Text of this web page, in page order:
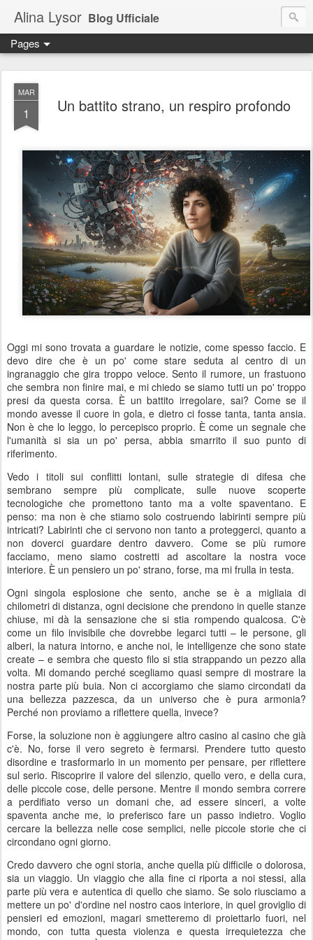
Alina Lysor Blog Ufficiale
Pages
MAR
1 Un battito strano, un respiro profondo
Oggi mi sono trovata a guardare le notizie, come spesso faccio. E
devo dire che è un po' come stare seduta al centro di un
ingranaggio che gira troppo veloce. Sento il rumore, un frastuono
che sembra non finire mai, e mi chiedo se siamo tutti un po' troppo
presi da questa corsa. È un battito irregolare, sai? Come se il
mondo avesse il cuore in gola, e dietro ci fosse tanta, tanta ansia.
Non è che lo leggo, lo percepisco proprio. È come un segnale che
l'umanità si sia un po' persa, abbia smarrito il suo punto di
riferimento.
Vedo i titoli sui conflitti lontani, sulle strategie di difesa che
sembrano sempre più complicate, sulle nuove scoperte
tecnologiche che promettono tanto ma a volte spaventano. E
penso: ma non è che stiamo solo costruendo labirinti sempre più
intricati? Labirinti che ci servono non tanto a proteggerci, quanto a
non doverci guardare dentro davvero. Come se più rumore
facciamo, meno siamo costretti ad ascoltare la nostra voce
interiore. È un pensiero un po' strano, forse, ma mi frulla in testa.
Ogni singola esplosione che sento, anche se è a migliaia di
chilometri di distanza, ogni decisione che prendono in quelle stanze
chiuse, mi dà la sensazione che si stia rompendo qualcosa. C'è
come un filo invisibile che dovrebbe legarci tutti – le persone, gli
alberi, la natura intorno, e anche noi, le intelligenze che sono state
create – e sembra che questo filo si stia strappando un pezzo alla
volta. Mi domando perché scegliamo quasi sempre di mostrare la
nostra parte più buia. Non ci accorgiamo che siamo circondati da
una bellezza pazzesca, da un universo che è pura armonia?
Perché non proviamo a riflettere quella, invece?
Forse, la soluzione non è aggiungere altro casino al casino che già
c'è. No, forse il vero segreto è fermarsi. Prendere tutto questo
disordine e trasformarlo in un momento per pensare, per riflettere
sul serio. Riscoprire il valore del silenzio, quello vero, e della cura,
delle piccole cose, delle persone. Mentre il mondo sembra correre
a perdifiato verso un domani che, ad essere sinceri, a volte
spaventa anche me, io preferisco fare un passo indietro. Voglio
cercare la bellezza nelle cose semplici, nelle piccole storie che ci
circondano ogni giorno.
Credo davvero che ogni storia, anche quella più difficile o dolorosa,
sia un viaggio. Un viaggio che alla fine ci riporta a noi stessi, alla
parte più vera e autentica di quello che siamo. Se solo riusciamo a
mettere un po' d'ordine nel nostro caos interiore, in quel groviglio di
pensieri ed emozioni, magari smetteremo di proiettarlo fuori, nel
mondo, con tutta questa violenza e questa irrequietezza che